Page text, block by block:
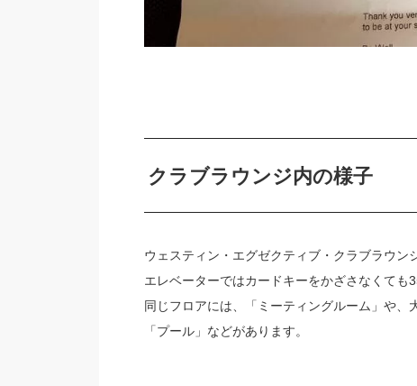
クラブラウンジ内の様子
ウェスティン・エグゼクティブ・クラブラウン
エレベーターではカードキーをかざさなくても
同じフロアには、「ミーティングルーム」や、
「プール」などがあります。